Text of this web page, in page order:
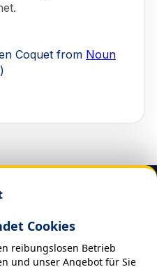
Coquet from Noun
Cookies
reibungslosen Betrieb
und unser Angebot für Sie
Ob PKW oder